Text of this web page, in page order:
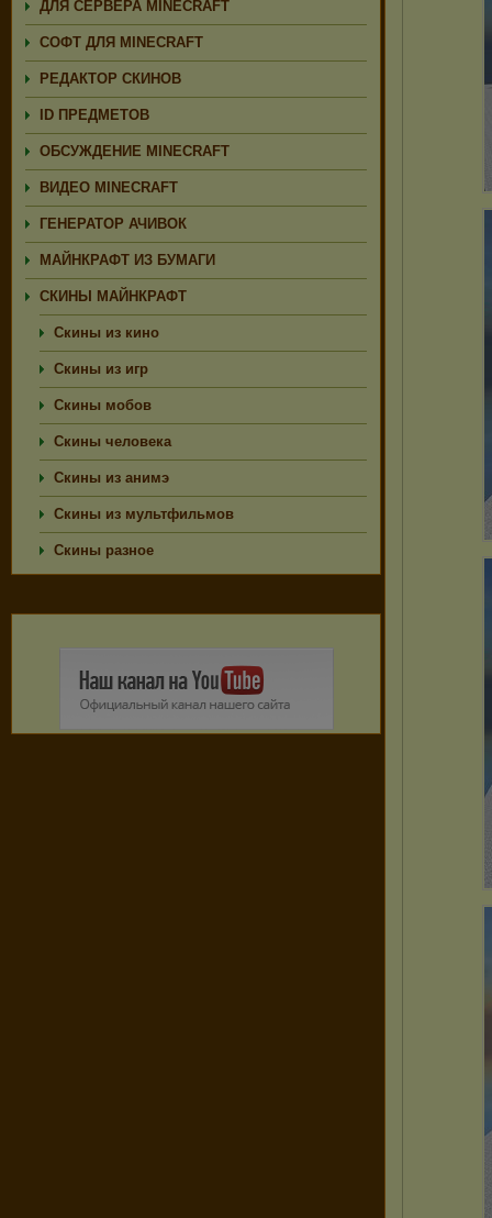
ДЛЯ СЕРВЕРА MINECRAFT
СОФТ ДЛЯ MINECRAFT
РЕДАКТОР СКИНОВ
ID ПРЕДМЕТОВ
ОБСУЖДЕНИЕ MINECRAFT
ВИДЕО MINECRAFT
ГЕНЕРАТОР АЧИВОК
МАЙНКРАФТ ИЗ БУМАГИ
СКИНЫ МАЙНКРАФТ
Скины из кино
Скины из игр
Скины мобов
Скины человека
Скины из анимэ
Скины из мультфильмов
Скины разное